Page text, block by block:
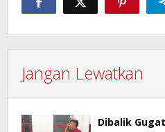
Jangan Lewatkan
Dibalik